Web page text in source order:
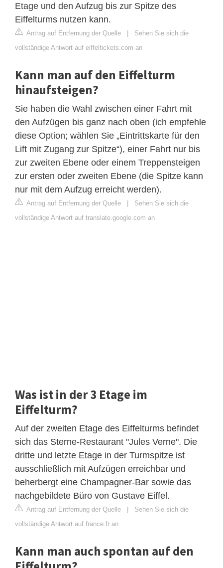
Etage und den Aufzug bis zur Spitze des
Eiffelturms nutzen kann.
Antrag auf Entfernung der Quelle | Sehen Sie sich die
vollständige Antwort auf eiffeltickets.com an
Kann man auf den Eiffelturm
hinaufsteigen?
Sie haben die Wahl zwischen einer Fahrt mit
den Aufzügen bis ganz nach oben (ich empfehle
diese Option; wählen Sie „Eintrittskarte für den
Lift mit Zugang zur Spitze“), einer Fahrt nur bis
zur zweiten Ebene oder einem Treppensteigen
zur ersten oder zweiten Ebene (die Spitze kann
nur mit dem Aufzug erreicht werden).
Antrag auf Entfernung der Quelle | Sehen Sie sich die
vollständige Antwort auf translate.google.com an
Was ist in der 3 Etage im
Eiffelturm?
Auf der zweiten Etage des Eiffelturms befindet
sich das Sterne-Restaurant "Jules Verne". Die
dritte und letzte Etage in der Turmspitze ist
ausschließlich mit Aufzügen erreichbar und
beherbergt eine Champagner-Bar sowie das
nachgebildete Büro von Gustave Eiffel.
Antrag auf Entfernung der Quelle | Sehen Sie sich die
vollständige Antwort auf france.fr an
Kann man auch spontan auf den